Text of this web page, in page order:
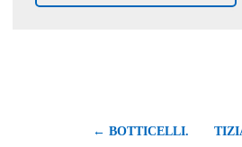
← BOTTICELLI.